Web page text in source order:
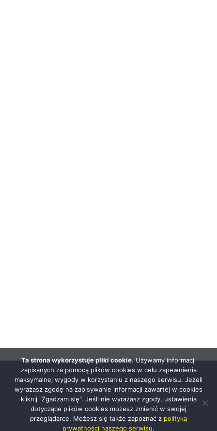
Ta strona wykorzystuje pliki cookie.Używamy informacji
zapisanych za pomocą plików cookies w celu zapewnienia
maksymalnej wygody w korzystaniu z naszego serwisu. Jeżeli
wyrażasz zgodę na zapisywanie informacji zawartej w cookies
kliknij "Zgadzam się". Jeśli nie wyrażasz zgody, ustawienia
dotyczące plików cookies możesz zmienić w swojej
przeglądarce. Możesz się także zapoznać z polityką
prywatności naszego serwisu.